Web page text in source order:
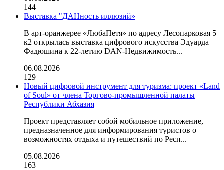
144
Выставка "ДАНность иллюзий»
В арт-оранжерее «ЛюбаПетя» по адресу Лесопарковая 5
к2 открылась выставка цифрового искусства Эдуарда
Фадюшина к 22-летию DAN-Недвижимость...
06.08.2026
129
Новый цифровой инструмент для туризма: проект «Land
of Soul» от члена Торгово-промышленной палаты
Республики Абхазия
Проект представляет собой мобильное приложение,
предназначенное для информирования туристов о
возможностях отдыха и путешествий по Респ...
05.08.2026
163